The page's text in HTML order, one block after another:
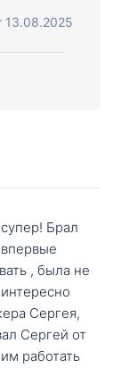
13.08.2025
Брал
, была не
Сергея,
Сергей от
работать